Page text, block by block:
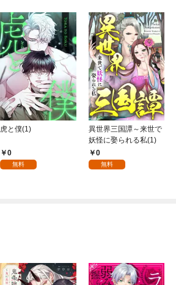
虎と僕(1)
0
無料
異世界三国譚～来世で
妖怪に娶られる私(1)
0
無料